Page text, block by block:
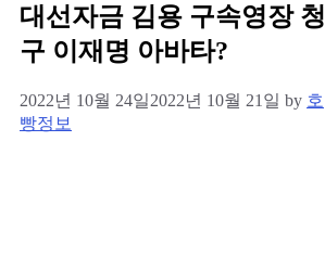
대선자금 김용 구속영장 청
구 이재명 아바타?
2022년 10월 24일2022년 10월 21일 by 호
빵정보